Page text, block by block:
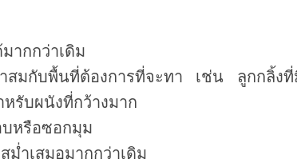
ากกว่าเดิม
าสมกับพื้นที่ต้องการที่จะทา เช่น ลูกกลิ้งที่
รับผนังที่กว้างมาก
บหรือซอกมุม
ม่ำเสมอมากกว่าเดิม